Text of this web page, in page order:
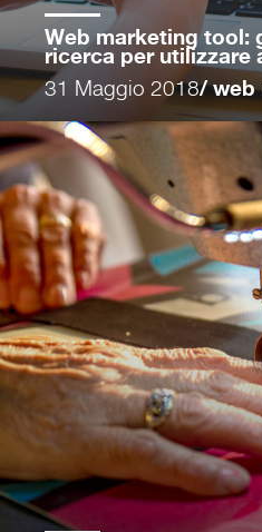
Web marketing tool:
ricerca per utilizzare
31 Maggio 2018/ web